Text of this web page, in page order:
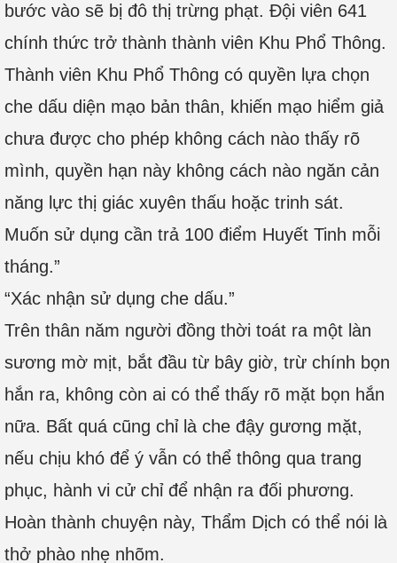
bước vào sẽ bị đô thị trừng phạt. Đội viên 641
chính thức trở thành thành viên Khu Phổ Thông.
Thành viên Khu Phổ Thông có quyền lựa chọn
che dấu diện mạo bản thân, khiến mạo hiểm giả
chưa được cho phép không cách nào thấy rõ
mình, quyền hạn này không cách nào ngăn cản
năng lực thị giác xuyên thấu hoặc trinh sát.
Muốn sử dụng cần trả 100 điểm Huyết Tinh mỗi
tháng.”
“Xác nhận sử dụng che dấu.”
Trên thân năm người đồng thời toát ra một làn
sương mờ mịt, bắt đầu từ bây giờ, trừ chính bọn
hắn ra, không còn ai có thể thấy rõ mặt bọn hắn
nữa. Bất quá cũng chỉ là che đậy gương mặt,
nếu chịu khó để ý vẫn có thể thông qua trang
phục, hành vi cử chỉ để nhận ra đối phương.
Hoàn thành chuyện này, Thẩm Dịch có thể nói là
thở phào nhẹ nhõm.